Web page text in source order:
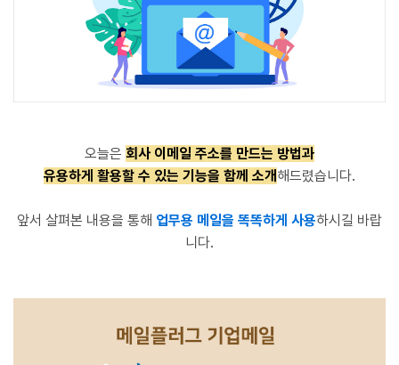
오늘은 회사 이메일 주소를 만드는 방법과
유용하게 활용할 수 있는 기능을 함께 소개 해드렸습니다.
앞서 살펴본 내용을 통해 업무용 메일을 똑똑하게 사용하시길 바랍
니다.